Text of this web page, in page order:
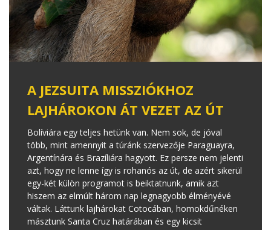
A JEZSUITA MISSZIÓKHOZ
LAJHÁROKON ÁT VEZET AZ ÚT
Bolíviára egy teljes hetünk van. Nem sok, de jóval
több, mint amennyit a túránk szervezője Paraguayra,
Argentínára és Brazíliára hagyott. Ez persze nem jelenti
azt, hogy ne lenne így is rohanós az út, de azért sikerül
egy-két külön programot is beiktatnunk, amik azt
hiszem az elmúlt három nap legnagyobb élményévé
váltak. Láttunk lajhárokat Cotocában, homokdűnéken
másztunk Santa Cruz határában és egy kicsit